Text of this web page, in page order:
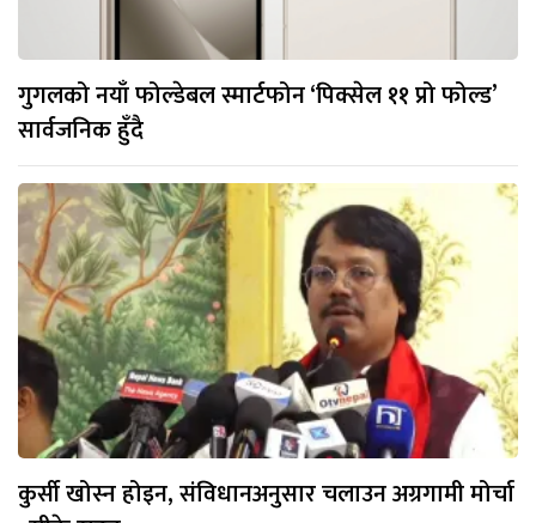
गुगलको नयाँ फोल्डेबल स्मार्टफोन ‘पिक्सेल ११ प्रो फोल्ड’
सार्वजनिक हुँदै
कुर्सी खोस्न होइन, संविधानअनुसार चलाउन अग्रगामी मोर्चा